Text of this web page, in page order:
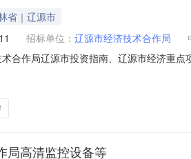
省｜辽源市
招标单位： 辽源市经济技术合作局
合作局辽源市投资指南、辽源市经济重
年10月9日5、开标日期：2018年10
局高清监控设备等